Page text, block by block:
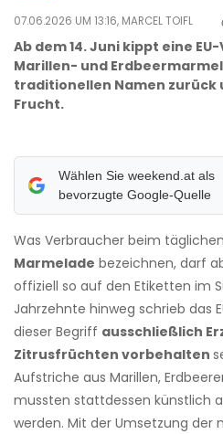
07.06.2026 UM 13:16, MARCEL TOIFL
Ab dem 14. Juni kippt eine
Marillen- und
traditionellen Namen zurück
Frucht.
Wählen Sie weekend.at als
bevorzugte Google-Quelle
Was Verbraucher beim
Marmelade bezeichnen, darf
offiziell so auf den Etiketten im
Jahrzehnte hinweg schrieb das
dieser Begriff ausschließlich
Zitrusfrüchten vorbehalten
Aufstriche aus Marillen,
mussten stattdessen künstlich
werden. Mit der Umsetzung der